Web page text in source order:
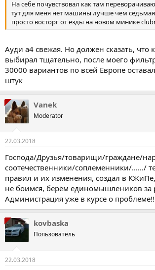
На себе почувствовал как там
тут для меня нет машины лучше чем седьмая
просто восторг от езды на новом минике
Ауди а4 свежая. Но должен сказать, что
выбирал тщательно, после моего
30000 вариантов по всей Европе
штук
Vanek
Moderator
22.03.2018
Господа/Друзья/товарищи/граждане/
соотечественники/соплеменники/....../
правил и их изменения, создал в
не боимся, берём единомышлеников за
Администрация уже в курсе о
kovbaska
Пользователь
22.03.2018